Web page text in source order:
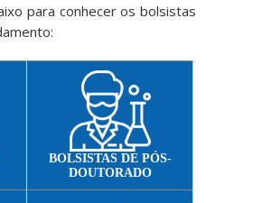
para conhecer os bolsistas
BOLSISTAS DE PÓS-
DOUTORADO